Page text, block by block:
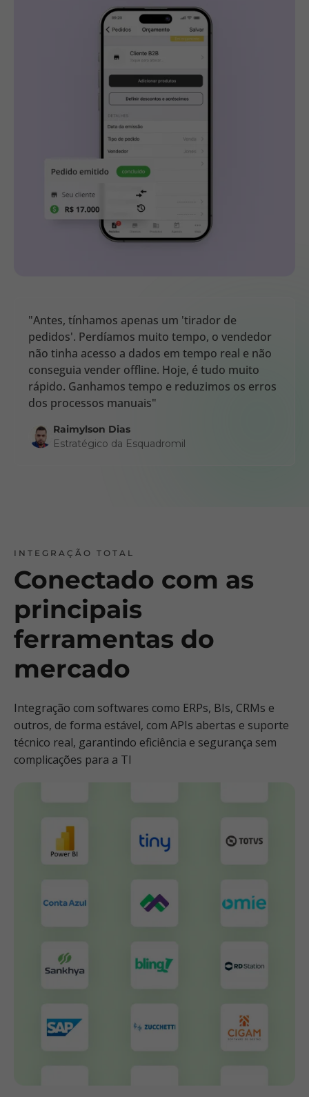
"Antes, tínhamos apenas um 'tirador de
pedidos'. Perdíamos muito tempo, o vendedor
não tinha acesso a dados em tempo real e não
conseguia vender offline. Hoje, é tudo muito
rápido. Ganhamos tempo e reduzimos os erros
dos processos manuais"
Raimylson Dias
Estratégico da Esquadromil
INTEGRAÇÃO TOTAL
Conectado com as
principais
ferramentas do
mercado
Integração com softwares como ERPs, BIs, CRMs e
outros, de forma estável, com APIs abertas e suporte
técnico real, garantindo eficiência e segurança sem
complicações para a TI